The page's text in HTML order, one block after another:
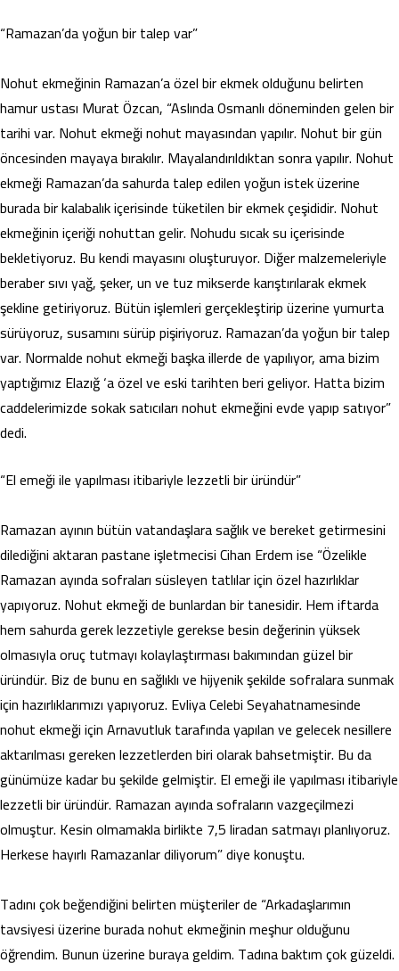
“Ramazan’da yoğun bir talep var”
Nohut ekmeğinin Ramazan’a özel bir ekmek olduğunu belirten
hamur ustası Murat Özcan, “Aslında Osmanlı döneminden gelen bir
tarihi var. Nohut ekmeği nohut mayasından yapılır. Nohut bir gün
öncesinden mayaya bırakılır. Mayalandırıldıktan sonra yapılır. Nohut
ekmeği Ramazan’da sahurda talep edilen yoğun istek üzerine
burada bir kalabalık içerisinde tüketilen bir ekmek çeşididir. Nohut
ekmeğinin içeriği nohuttan gelir. Nohudu sıcak su içerisinde
bekletiyoruz. Bu kendi mayasını oluşturuyor. Diğer malzemeleriyle
beraber sıvı yağ, şeker, un ve tuz mikserde karıştırılarak ekmek
şekline getiriyoruz. Bütün işlemleri gerçekleştirip üzerine yumurta
sürüyoruz, susamını sürüp pişiriyoruz. Ramazan’da yoğun bir talep
var. Normalde nohut ekmeği başka illerde de yapılıyor, ama bizim
yaptığımız Elazığ ‘a özel ve eski tarihten beri geliyor. Hatta bizim
caddelerimizde sokak satıcıları nohut ekmeğini evde yapıp satıyor”
dedi.
“El emeği ile yapılması itibariyle lezzetli bir üründür”
Ramazan ayının bütün vatandaşlara sağlık ve bereket getirmesini
dilediğini aktaran pastane işletmecisi Cihan Erdem ise “Özelikle
Ramazan ayında sofraları süsleyen tatlılar için özel hazırlıklar
yapıyoruz. Nohut ekmeği de bunlardan bir tanesidir. Hem iftarda
hem sahurda gerek lezzetiyle gerekse besin değerinin yüksek
olmasıyla oruç tutmayı kolaylaştırması bakımından güzel bir
üründür. Biz de bunu en sağlıklı ve hijyenik şekilde sofralara sunmak
için hazırlıklarımızı yapıyoruz. Evliya Celebi Seyahatnamesinde
nohut ekmeği için Arnavutluk tarafında yapılan ve gelecek nesillere
aktarılması gereken lezzetlerden biri olarak bahsetmiştir. Bu da
günümüze kadar bu şekilde gelmiştir. El emeği ile yapılması itibariyle
lezzetli bir üründür. Ramazan ayında sofraların vazgeçilmezi
olmuştur. Kesin olmamakla birlikte 7,5 liradan satmayı planlıyoruz.
Herkese hayırlı Ramazanlar diliyorum” diye konuştu.
Tadını çok beğendiğini belirten müşteriler de “Arkadaşlarımın
tavsiyesi üzerine burada nohut ekmeğinin meşhur olduğunu
öğrendim. Bunun üzerine buraya geldim. Tadına baktım çok güzeldi.